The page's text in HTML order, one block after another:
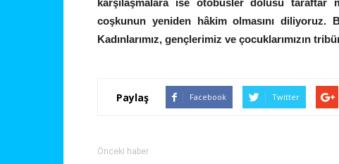
karşılaşmalara ise otobüsler dolusu taraftar
coşkunun yeniden hâkim olmasını
Kadınlarımız, gençlerimiz ve çocuklarımızın
Paylaş Facebook Twitter
Önceki haber